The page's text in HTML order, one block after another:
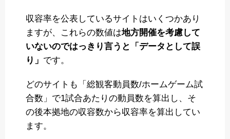
収容率を公表しているサイトはいくつかあり
ますが、これらの数値は地方開催を考慮して
いないのではっきり言うと「データとして誤
り」 です。
どのサイトも「総観客動員数/ホームゲーム試
合数」で1試合あたりの動員数を算出し、そ
の後本拠地の収容数から収容率を算出してい
ます。